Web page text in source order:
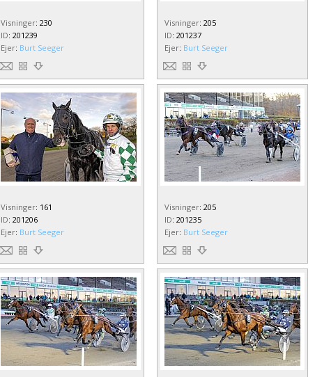
Visninger: 230
ID: 201239
Ejer: Burt Seeger
Visninger: 205
ID: 201237
Ejer: Burt Seeger
Visninger: 161
ID: 201206
Ejer: Burt Seeger
Visninger: 205
ID: 201235
Ejer: Burt Seeger